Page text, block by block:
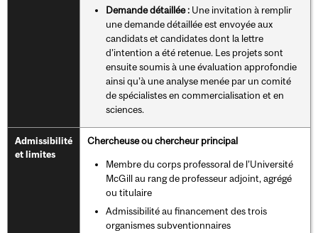
Demande détaillée : Une invitation à remplir
une demande détaillée est envoyée aux
candidats et candidates dont la lettre
d’intention a été retenue. Les projets sont
ensuite soumis à une évaluation approfondie
ainsi qu’à une analyse menée par un comité
de spécialistes en commercialisation et en
sciences.
Admissibilité
et limites
Chercheuse ou chercheur principal
Membre du corps professoral de l’Université
McGill au rang de professeur adjoint, agrégé
ou titulaire
Admissibilité au financement des trois
organismes subventionnaires